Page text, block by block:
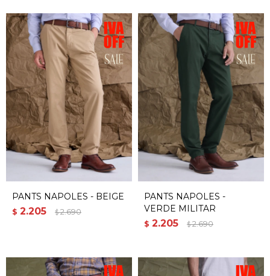
PANTS NAPOLES - BEIGE
$ 2.205 $ 2.690
PANTS NAPOLES -
VERDE MILITAR
$ 2.205 $ 2.690